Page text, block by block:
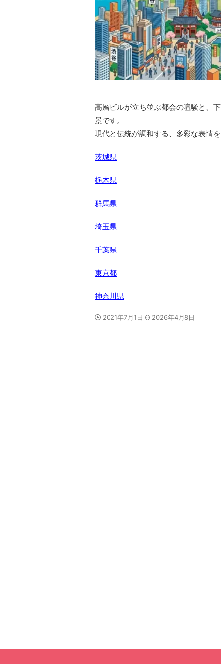
高層ビルが立ち並ぶ都会の喧騒と、
景です。
現代と伝統が調和する、多彩な表情
茨城県
栃木県
群馬県
埼玉県
千葉県
東京都
神奈川県
2021年7月1日 2026年4月8日